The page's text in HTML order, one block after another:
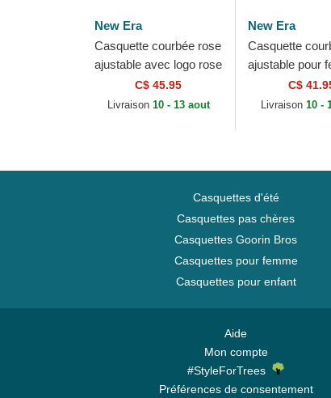
New Era
Casquette courbée rose
ajustable avec logo rose
pour femme 9FORTY
Mini Cord Los Angeles
C$ 45.95
Livraison 10 - 13 aout
New Era
Casquette
ajustable pour
9TWENTY
Los Angeles
C$
Livraison 10 -
Casquettes d'été
Casquettes pas chères
Casquettes Goorin Bros
Casquettes pour femme
Casquettes pour enfant
Aide
Mon compte
#StyleForTrees
Préférences de consentement